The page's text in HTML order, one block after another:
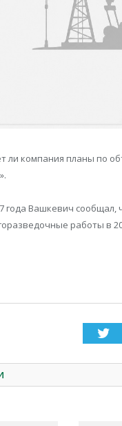
ли компания планы по
года Вашкевич
работы в